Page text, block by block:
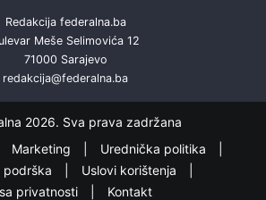
Redakcija federalna.ba
Meše Selimovića 12
71000 Sarajevo
redakcija@federalna.ba
2026. Sva prava zadržana
Marketing
Urednička politika
podrška
Uslovi korištenja
privatnosti
Kontakt